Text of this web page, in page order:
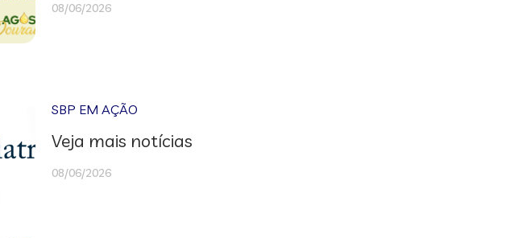
08/06/2026
SBP EM AÇÃO
Veja mais notícias
08/06/2026